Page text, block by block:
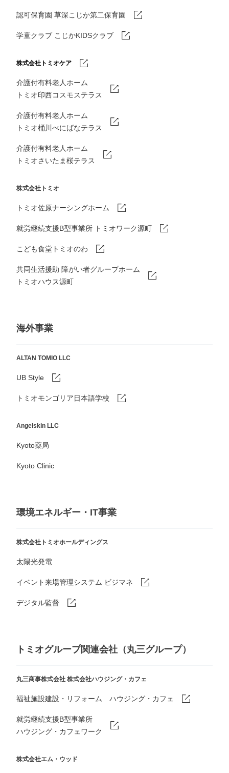
認可保育園 草深こじか第二保育園
学童クラブ こじかKIDSクラブ
株式会社トミオケア
介護付有料老人ホーム
トミオ印西コスモステラス
介護付有料老人ホーム
トミオ桶川べにばなテラス
介護付有料老人ホーム
トミオさいたま桜テラス
株式会社トミオ
トミオ佐原ナーシングホーム
就労継続支援B型事業所 トミオワーク源町
こども食堂トミオのわ
共同生活援助 障がい者グループホーム
トミオハウス源町
海外事業
ALTAN TOMIO LLC
UB Style
トミオモンゴリア日本語学校
Angelskin LLC
Kyoto薬局
Kyoto Clinic
環境エネルギー・IT事業
株式会社トミオホールディングス
太陽光発電
イベント来場管理システム ビジマネ
デジタル監督
トミオグループ関連会社（丸三グループ）
丸三商事株式会社 株式会社ハウジング・カフェ
福祉施設建設・リフォーム ハウジング・カフェ
就労継続支援B型事業所
ハウジング・カフェワーク
株式会社エム・ウッド